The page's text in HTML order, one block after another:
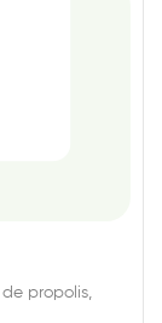
propolis,